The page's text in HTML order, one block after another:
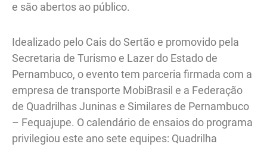
e são abertos ao público.
Idealizado pelo Cais do Sertão e promovido pela
Secretaria de Turismo e Lazer do Estado de
Pernambuco, o evento tem parceria firmada com a
empresa de transporte MobiBrasil e a Federação
de Quadrilhas Juninas e Similares de Pernambuco
– Fequajupe. O calendário de ensaios do programa
privilegiou este ano sete equipes: Quadrilha